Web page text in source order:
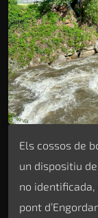
Els cossos de
un dispositiu
no
pont